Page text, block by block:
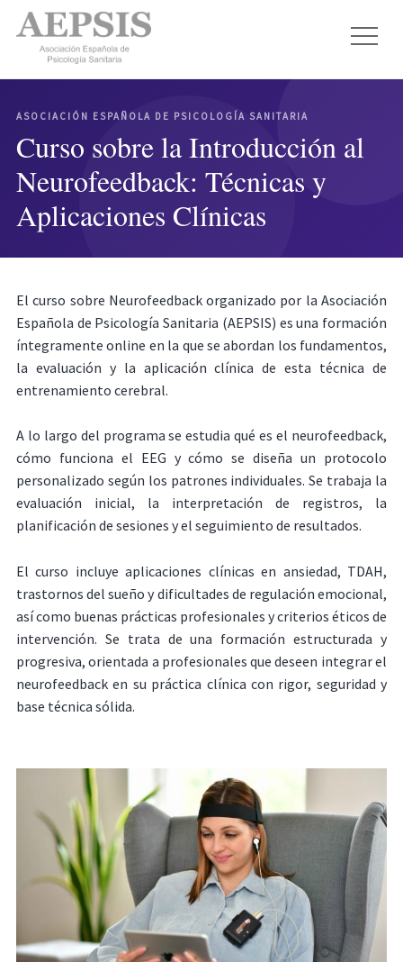
ASOCIACIÓN ESPAÑOLA DE PSICOLOGÍA SANITARIA
Curso sobre la Introducción al
Neurofeedback: Técnicas y
Aplicaciones Clínicas
El curso sobre Neurofeedback organizado por la Asociación
Española de Psicología Sanitaria (AEPSIS) es una formación
íntegramente online en la que se abordan los fundamentos,
la evaluación y la aplicación clínica de esta técnica de
entrenamiento cerebral.
A lo largo del programa se estudia qué es el neurofeedback,
cómo funciona el EEG y cómo se diseña un protocolo
personalizado según los patrones individuales. Se trabaja la
evaluación inicial, la interpretación de registros, la
planificación de sesiones y el seguimiento de resultados.
El curso incluye aplicaciones clínicas en ansiedad, TDAH,
trastornos del sueño y dificultades de regulación emocional,
así como buenas prácticas profesionales y criterios éticos de
intervención. Se trata de una formación estructurada y
progresiva, orientada a profesionales que deseen integrar el
neurofeedback en su práctica clínica con rigor, seguridad y
base técnica sólida.